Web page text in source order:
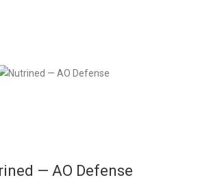
— AO Defense